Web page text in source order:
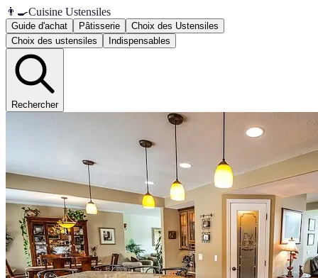
👨‍🍳Cuisine Ustensiles
Guide d'achat Pâtisserie
Choix des Ustensiles
Choix des ustensiles
Indispensables
Rechercher